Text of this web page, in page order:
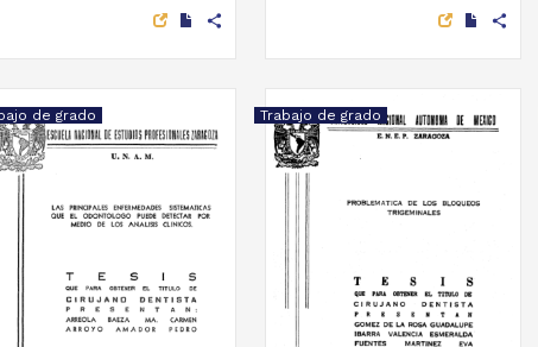
share share
de grado Trabajo de grado